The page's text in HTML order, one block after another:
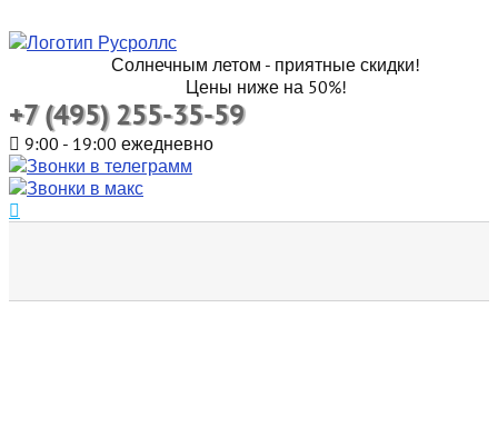
Солнечным летом - приятные скидки!
Цены ниже на 50%!
+7 (495) 255-35-59
9:00 - 19:00 ежедневно